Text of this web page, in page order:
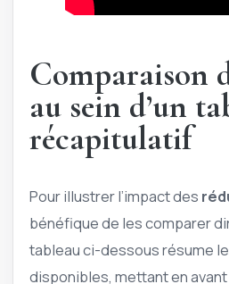
Comparaison
au sein d’un
récapitulatif
Pour illustrer l’impact des
bénéfique de les comparer
tableau ci-dessous résume
disponibles, mettant en avant